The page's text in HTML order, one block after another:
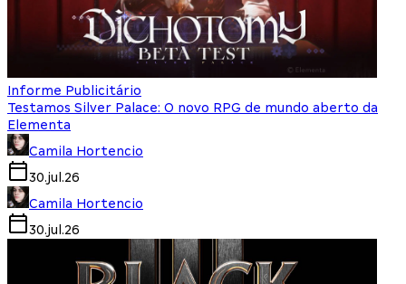
Informe Publicitário
Testamos Silver Palace: O novo RPG de mundo aberto da
Elementa
Camila Hortencio
30.jul.26
Camila Hortencio
30.jul.26